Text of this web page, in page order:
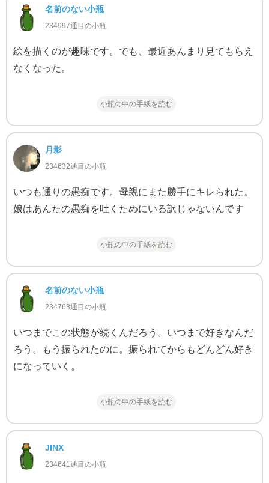
名前のない小瓶
234997通目の小瓶
絵を描くのが趣味です。でも、最近あんまり見てもらえ
なくなった。
小瓶の中の手紙を読む
月影
234632通目の小瓶
いつも通りの愚痴です。母親にまた勝手にキレられた。
娘はあんたの愚痴を吐くためにいる訳じゃないんです
小瓶の中の手紙を読む
名前のない小瓶
234763通目の小瓶
いつまでこの状態が続くんだろう。いつまで好きなんだ
ろう。もう振られたのに。振られてからもどんどん好き
になっていく。
小瓶の中の手紙を読む
JINX
234641通目の小瓶